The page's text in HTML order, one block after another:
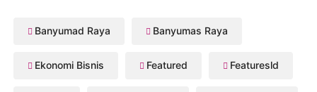
Banyumad Raya Banyumas Raya
Ekonomi Bisnis Featured Featuresld